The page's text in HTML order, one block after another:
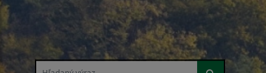
Hľadaný výraz...